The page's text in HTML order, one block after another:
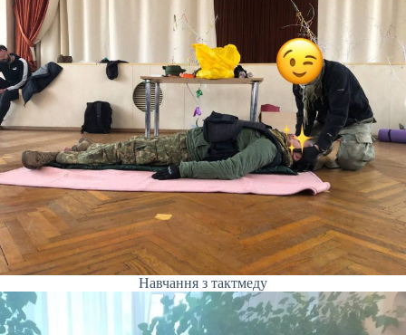
Навчання з тактмеду